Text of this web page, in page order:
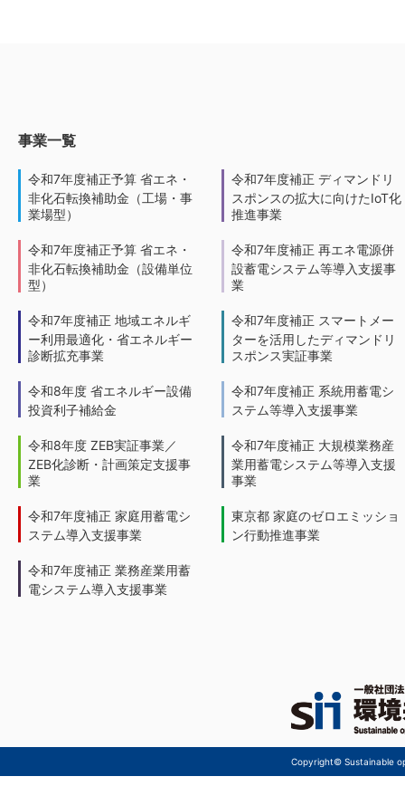
事業一覧
令和7年度補正予算 省エネ・
非化石転換補助金（工場・事
業場型）
令和7年度補正予算 省エネ・
非化石転換補助金（設備単位
型）
令和7年度補正 地域エネルギ
ー利用最適化・省エネルギー
診断拡充事業
令和8年度 省エネルギー設備
投資利子補給金
令和8年度 ZEB実証事業／
ZEB化診断・計画策定支援事
業
令和7年度補正 家庭用蓄電シ
ステム導入支援事業
令和7年度補正 業務産業用蓄
電システム導入支援事業
令和7年度補正 ディマンドリ
スポンスの拡大に向けたIoT化
推進事業
令和7年度補正 再エネ電源併
設蓄電システム等導入支援事
業
令和7年度補正 スマートメー
ターを活用したディマンドリ
スポンス実証事業
令和7年度補正 系統用蓄電シ
ステム等導入支援事業
令和7年度補正 大規模業務産
業用蓄電システム等導入支援
事業
東京都 家庭のゼロエミッショ
ン行動推進事業
Copyright© Sustainable